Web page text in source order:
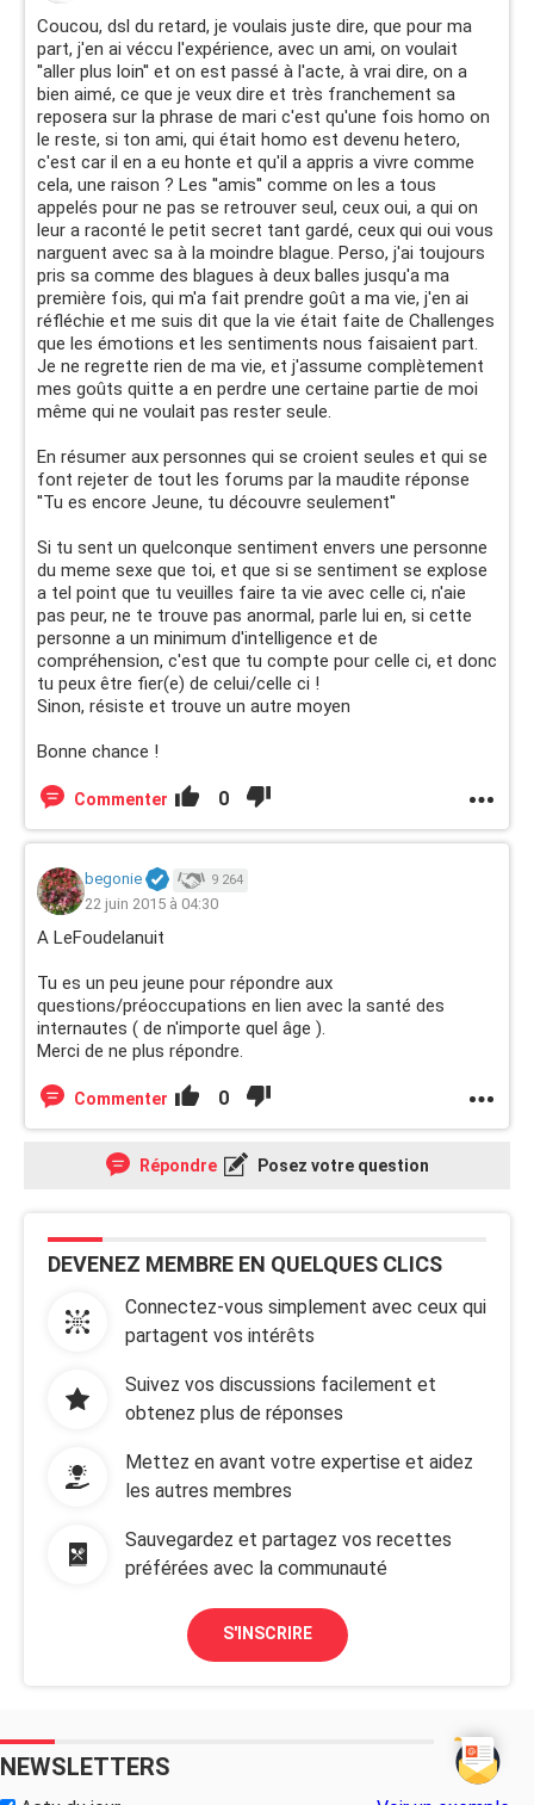
Coucou, dsl du retard, je voulais juste dire, que pour ma
part, j'en ai véccu l'expérience, avec un ami, on voulait
''aller plus loin'' et on est passé à l'acte, à vrai dire, on a
bien aimé, ce que je veux dire et très franchement sa
reposera sur la phrase de mari c'est qu'une fois homo on
le reste, si ton ami, qui était homo est devenu hetero,
c'est car il en a eu honte et qu'il a appris a vivre comme
cela, une raison ? Les ''amis'' comme on les a tous
appelés pour ne pas se retrouver seul, ceux oui, a qui on
leur a raconté le petit secret tant gardé, ceux qui oui vous
narguent avec sa à la moindre blague. Perso, j'ai toujours
pris sa comme des blagues à deux balles jusqu'a ma
première fois, qui m'a fait prendre goût a ma vie, j'en ai
réfléchie et me suis dit que la vie était faite de Challenges
que les émotions et les sentiments nous faisaient part.
Je ne regrette rien de ma vie, et j'assume complètement
mes goûts quitte a en perdre une certaine partie de moi
même qui ne voulait pas rester seule.
En résumer aux personnes qui se croient seules et qui se
font rejeter de tout les forums par la maudite réponse
''Tu es encore Jeune, tu découvre seulement''
Si tu sent un quelconque sentiment envers une personne
du meme sexe que toi, et que si se sentiment se explose
a tel point que tu veuilles faire ta vie avec celle ci, n'aie
pas peur, ne te trouve pas anormal, parle lui en, si cette
personne a un minimum d'intelligence et de
compréhension, c'est que tu compte pour celle ci, et donc
tu peux être fier(e) de celui/celle ci !
Sinon, résiste et trouve un autre moyen
Bonne chance !
Commenter 0
begonie 9 264
22 juin 2015 à 04:30
A LeFoudelanuit
Tu es un peu jeune pour répondre aux
questions/préoccupations en lien avec la santé des
internautes ( de n'importe quel âge ).
Merci de ne plus répondre.
Commenter 0
Répondre Posez votre question
DEVENEZ MEMBRE EN QUELQUES CLICS
Connectez-vous simplement avec ceux qui
partagent vos intérêts
Suivez vos discussions facilement et
obtenez plus de réponses
Mettez en avant votre expertise et aidez
les autres membres
Sauvegardez et partagez vos recettes
préférées avec la communauté
S'INSCRIRE
NEWSLETTERS